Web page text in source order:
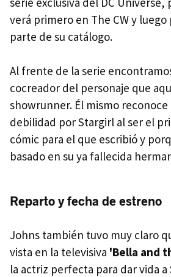
verá primero en The CW y luego
parte de su catálogo.
Al frente de la serie
cocreador del personaje que
showrunner. Él mismo
debilidad por Stargirl al ser el
cómic para el que escribió y
basado en su ya fallecida
Reparto y fecha de estreno
Johns también tuvo muy claro
vista en la televisiva 'Bella and
la actriz perfecta para dar vida